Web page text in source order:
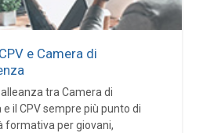
e Camera di
tra Camera di
il CPV sempre più punto di
formativa per giovani,